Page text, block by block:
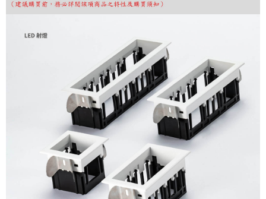
二、支払い限度額
き、限度額が設定されます。
3.現在、台湾の会員のみご利用いただけます。
三、利用規約「AFTEE代金後払い」（以下当サービスという）はネットプ
ロテクションズ（以下 AFTEE という）が提供し、AFTEEが代金を徴収し
ます。当サービスご利用の際に提供しなければならない個人情報（注文者
の氏名、電話番号、受取人の氏名、電話番号、受取人住所を含むがこれに
限らない）は、AFTEEに渡され当サービスで必要な範囲内で利用されま
す。AFTEEの個人情報の収集、処理、利用について、詳細はAFTEE公式ホ
ームページの『個人情報の収集、処理及び利用に関する声明』をご参照く
https://aftee.tw/privacypolicy/ ）。
AFTEEの初回ご利用の際に、審査を通過すれば、最高額がNT$10,000にな
ります。支払い期限を過ぎた場合、その金額に基づいて年利20%の遅延滞
納金が加算されます。未成年の利用者は、事前に法定代理人または後見人